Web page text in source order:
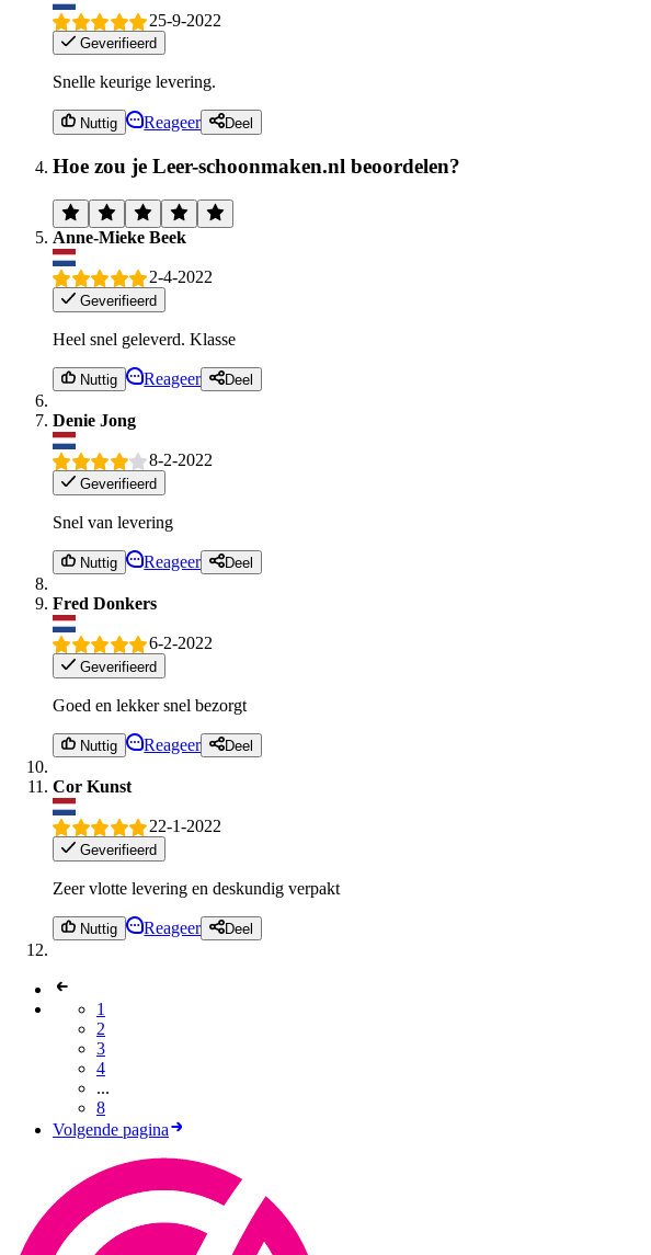
25-9-2022
Geverifieerd
Snelle keurige levering.
Nuttig Reageer Deel
Hoe zou je Leer-schoonmaken.nl beoordelen?
Anne-Mieke Beek
2-4-2022
Geverifieerd
Heel snel geleverd. Klasse
Nuttig Reageer Deel
Denie Jong
8-2-2022
Geverifieerd
Snel van levering
Nuttig Reageer Deel
Fred Donkers
6-2-2022
Geverifieerd
Goed en lekker snel bezorgt
Nuttig Reageer Deel
Cor Kunst
22-1-2022
Geverifieerd
Zeer vlotte levering en deskundig verpakt
Nuttig Reageer Deel
1
2
3
4
...
8
Volgende pagina